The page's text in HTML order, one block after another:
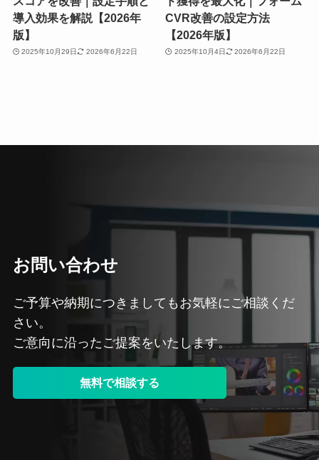
導入効果を解説【2026年
版】
2025年10月29日 2026年6月22日
CVR改善の設定方法
【2026年版】
2025年10月4日 2026年6月22日
お問い合わせ
ご予算や納期につきましてもお気軽にご相談くだ
さい。
ご意向に沿ったご提案をいたします。
無料で相談する